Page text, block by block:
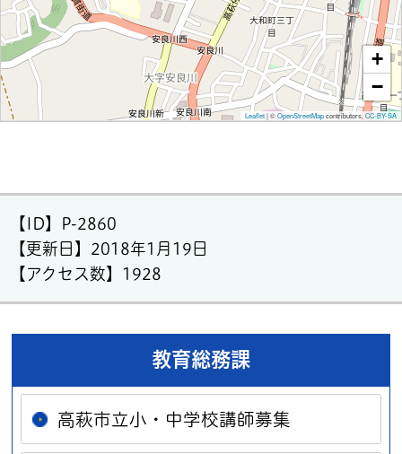
+
−
Leaflet |©OpenStreetMapcontributors, CC-BY-SA
【ID】
P-2860
【更新日】 2018年1月19日
【アクセス数】 1928
教育総務課
高萩市立小・中学校講師募集